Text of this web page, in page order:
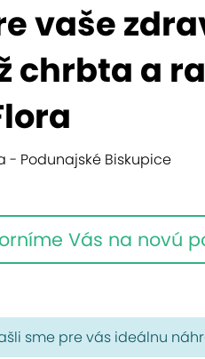
vaše
chrbta a
- Podunajské Biskupice
Vás na novú
sme pre vás ideálnu